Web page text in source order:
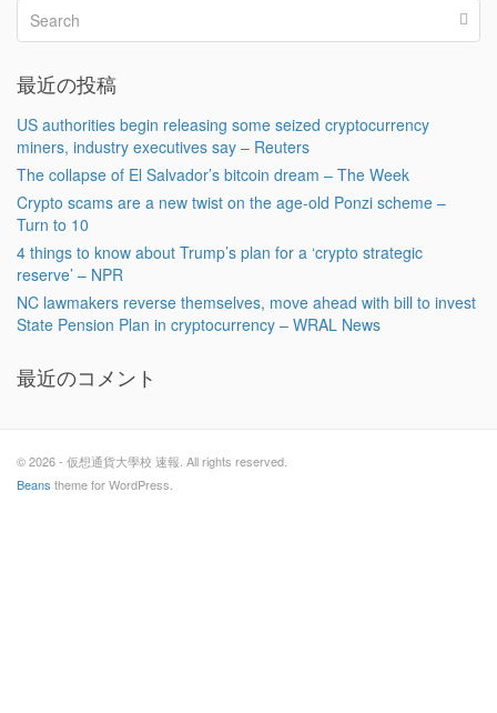
最近の投稿
US authorities begin releasing some seized cryptocurrency
miners, industry executives say – Reuters
The collapse of El Salvador’s bitcoin dream – The Week
Crypto scams are a new twist on the age-old Ponzi scheme –
Turn to 10
4 things to know about Trump’s plan for a ‘crypto strategic
reserve’ – NPR
NC lawmakers reverse themselves, move ahead with bill to invest
State Pension Plan in cryptocurrency – WRAL News
最近のコメント
© 2026 - 仮想通貨大學校 速報. All rights reserved.
Beans theme for WordPress.